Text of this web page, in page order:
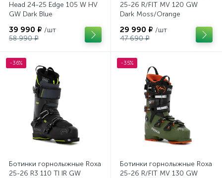
Head 24-25 Edge 105 W HV
GW Dark Blue
39 990 ₽ /шт
58 990 ₽
25-26 R/FIT MV 120 GW
Dark Moss/Orange
29 990 ₽ /шт
47 690 ₽
-36%
Ботинки горнолыжные Roxa
25-26 R3 110 TI IR GW
-35%
Ботинки горнолыжные Roxa
25-26 R/FIT MV 130 GW